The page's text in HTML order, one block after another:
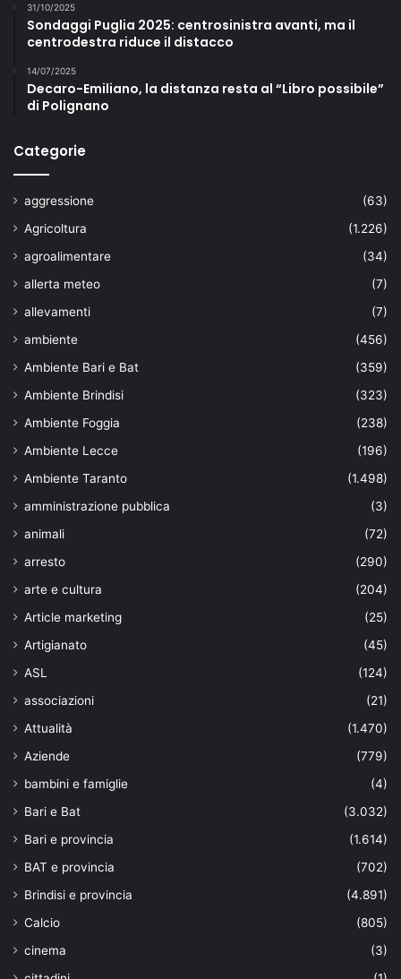
31/10/2025
Sondaggi Puglia 2025: centrosinistra avanti, ma il
centrodestra riduce il distacco
14/07/2025
Decaro-Emiliano, la distanza resta al “Libro possibile”
di Polignano
Categorie
aggressione
(63)
Agricoltura
(1.226)
agroalimentare
(34)
allerta meteo
(7)
allevamenti
(7)
ambiente
(456)
Ambiente Bari e Bat
(359)
Ambiente Brindisi
(323)
Ambiente Foggia
(238)
Ambiente Lecce
(196)
Ambiente Taranto
(1.498)
amministrazione pubblica
(3)
animali
(72)
arresto
(290)
arte e cultura
(204)
Article marketing
(25)
Artigianato
(45)
ASL
(124)
associazioni
(21)
Attualità
(1.470)
Aziende
(779)
bambini e famiglie
(4)
Bari e Bat
(3.032)
Bari e provincia
(1.614)
BAT e provincia
(702)
Brindisi e provincia
(4.891)
Calcio
(805)
cinema
(3)